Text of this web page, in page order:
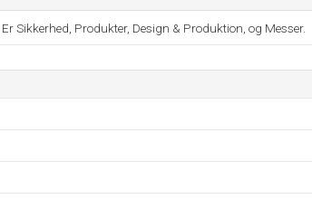
Sikkerhed, Produkter, Design & Produktion, og Messer.